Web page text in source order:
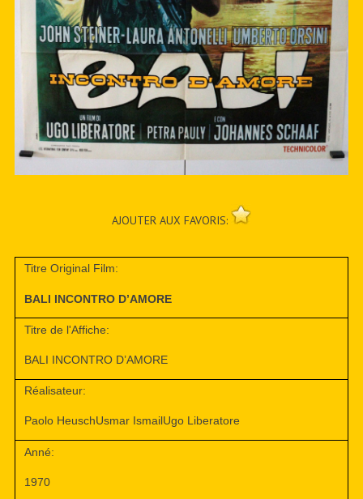
AJOUTER AUX FAVORIS:
Titre Original Film:
BALI INCONTRO D’AMORE
Titre de l'Affiche:
BALI INCONTRO D’AMORE
Réalisateur:
Paolo HeuschUsmar IsmailUgo Liberatore
Anné:
1970